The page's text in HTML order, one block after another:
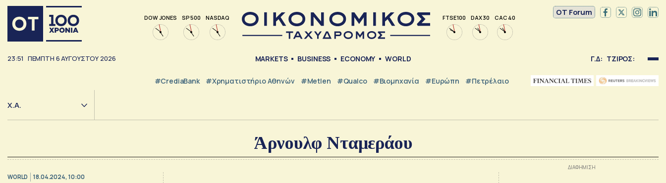
DOW JONES SP 500 NASDAQ FTSE 100 DAX 30 CAC 40
OT Forum
23:51 ΠΈΜΠΤΗ 6ΑΥΓΟΎΣΤΟΥ 2026 MARKETS BUSINESS ECONOMY WORLD Γ.Δ: ΤΖΙΡΟΣ:
#CrediaBank #Χρηματιστήριο Αθηνών #metlen #Qualco #Βιομηχανία #Ευρώπη #Πετρέλαιο
Χ.Α.
Άρνουλφ Νταμεράου
WORLD 18.04.2024, 10:00